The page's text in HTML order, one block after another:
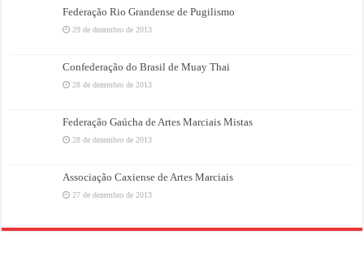
Federação Rio Grandense de Pugilismo
29 de dezembro de 2013
Confederação do Brasil de Muay Thai
28 de dezembro de 2013
Federação Gaúcha de Artes Marciais Mistas
28 de dezembro de 2013
Associação Caxiense de Artes Marciais
27 de dezembro de 2013